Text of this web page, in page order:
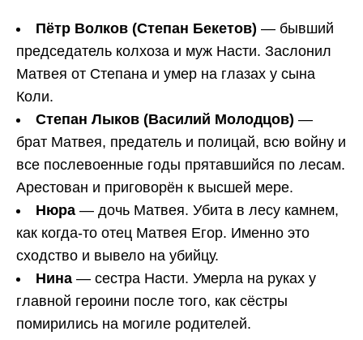
Пётр Волков (Степан Бекетов) — бывший
председатель колхоза и муж Насти. Заслонил
Матвея от Степана и умер на глазах у сына
Коли.
Степан Лыков (Василий Молодцов) —
брат Матвея, предатель и полицай, всю войну и
все послевоенные годы прятавшийся по лесам.
Арестован и приговорён к высшей мере.
Нюра — дочь Матвея. Убита в лесу камнем,
как когда-то отец Матвея Егор. Именно это
сходство и вывело на убийцу.
Нина — сестра Насти. Умерла на руках у
главной героини после того, как сёстры
помирились на могиле родителей.